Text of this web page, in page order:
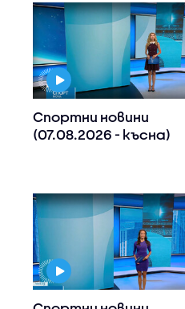
Спортни новини
(07.08.2026 - късна)